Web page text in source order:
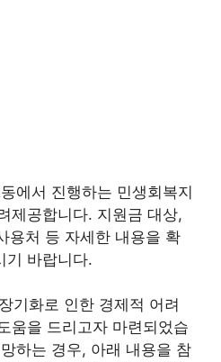
에서 진행하는 민생회복지
제공합니다. 지원금 대상,
용처 등 자세한 내용을 확
기 바랍니다.
기화로 인한 경제적 어려
움을 드리고자 마련되었습
하는 경우, 아래 내용을 참